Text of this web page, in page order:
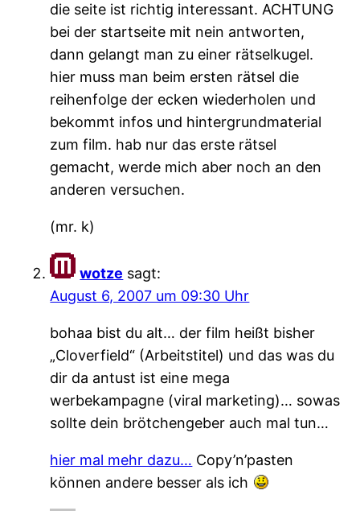
die seite ist richtig interessant. ACHTUNG
bei der startseite mit nein antworten,
dann gelangt man zu einer rätselkugel.
hier muss man beim ersten rätsel die
reihenfolge der ecken wiederholen und
bekommt infos und hintergrundmaterial
zum film. hab nur das erste rätsel
gemacht, werde mich aber noch an den
anderen versuchen.
(mr. k)
wotze sagt:
August 6, 2007 um 09:30 Uhr
bohaa bist du alt… der film heißt bisher
„Cloverfield“ (Arbeitstitel) und das was du
dir da antust ist eine mega
werbekampagne (viral marketing)… sowas
sollte dein brötchengeber auch mal tun…
hier mal mehr dazu… Copy’n’pasten
können andere besser als ich